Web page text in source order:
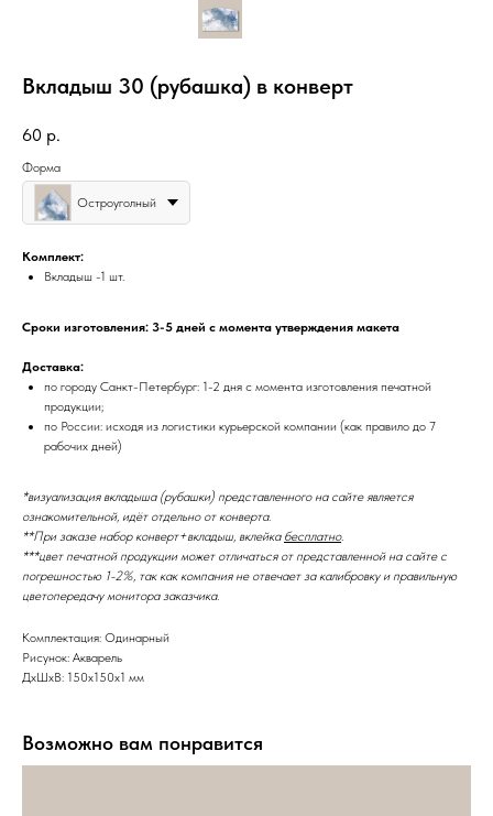
Вкладыш 30 (рубашка) в конверт
60 р.
Форма
Остроуголный
Комплект:
Вкладыш -1 шт.
Сроки изготовления: 3-5 дней с момента утверждения макета
Доставка:
по городу Санкт-Петербург: 1-2 дня с момента изготовления печатной
продукции;
по России: исходя из логистики курьерской компании (как правило до 7
рабочих дней)
*визуализация вкладыша (рубашки) представленного на сайте является
ознакомительной, идёт отдельно от конверта.
**При заказе набор конверт+вкладыш, вклейка бесплатно.
***цвет печатной продукции может отличаться от представленной на сайте с
погрешностью 1-2%, так как компания не отвечает за калибровку и правильную
цветопередачу монитора заказчика.
Комплектация: Одинарный
Рисунок: Акварель
ДxШxВ: 150x150x1 мм
Возможно вам понравится